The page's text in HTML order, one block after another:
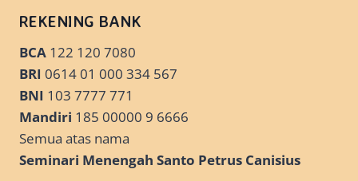
REKENING BANK
BCA 122 120 7080
BRI 0614 01 000 334 567
BNI 103 7777 771
Mandiri 185 00000 9 6666
Semua atas nama
Seminari Menengah Santo Petrus Canisius